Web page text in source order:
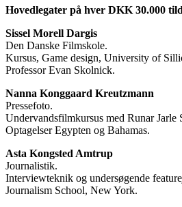
Hovedlegater på hver DKK 30.000
Sissel Morell Dargis
Den Danske Filmskole.
Kursus, Game design, University of
Professor Evan Skolnick.
Nanna Konggaard Kreutzmann
Pressefoto.
Undervandsfilmkursus med Runar
Optagelser Egypten og Bahamas.
Asta Kongsted Amtrup
Journalistik.
Interviewteknik og undersøgende
Journalism School, New York.